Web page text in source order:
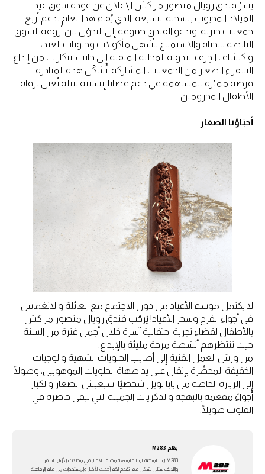
يسرّ فندق رويال منصور مراكش الإعلان عن عودة سوق عيد
الميلاد المحبوب بنسخته السابعة، الذي يُقام هذا العام لدعم أربع
جمعيات خيرية. ويدعو الفندق ضيوفه إلى التجوّل بين أروقة السوق
النابضة بالحياة والاستمتاع بأشهى مأكولات وحلويات العيد،
واكتشاف الحِرف اليدوية المحلية المتقنة إلى جانب ابتكارات من إبداع
السفراء الصغار من الجمعيات المشاركة. تُشكّل هذه المبادرة
فرصة مميّزة للمساهمة في دعم قضايا إنسانية نبيلة تُعنى برفاه
الأطفال المحرومين.
أحبّاؤنا الصغار
لا يكتمل موسم الأعياد من دون الاجتماع مع العائلة والانغماس
في أجواء الفرح وسحر الأعياد! يُرحّب فندق رويال منصور مراكش
بالأطفال لقضاء تجربة احتفالية آسرة خلال أجمل فترة من السنة،
حيث تنتظرهم أنشطة مرِحة مليئة بالإبداع.
من ورش العمل الفنية إلى أطايب الحلويات الشهية والوجبات
الخفيفة المحضّرة بإتقان على يد طهاة الحلويات الموهوبين، وصولًا
إلى الزيارة الخاصة من بابا نويل شخصيًا، سيعيش الصغار والكبار
أجواءً مفعمة بالبهجة والذكريات الجميلة التي تبقى حاضرة في
القلوب طويلًا.
بقلم M283
M283 ارابيا، المنصة المثالية لمتابعة مختلف الاخبار في مجالات الأزياء، السفر،
واللايف ستايل بشكل عام. تقدم لكم أحدث الأخبار والمستجدات من عالم الرفاهية